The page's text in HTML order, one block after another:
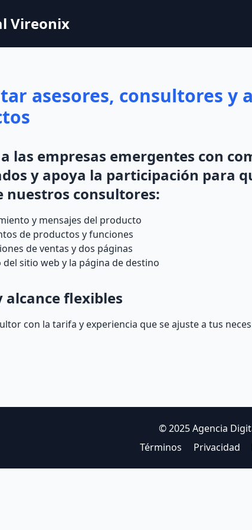
Vireonix
asesores, consultores y
las empresas emergentes con
y apoya la participación para
nuestros consultores:
y mensajes del producto
de productos y funciones
de ventas y dos páginas
del sitio web y la página de destino
alcance flexibles
con la tarifa y experiencia que se ajuste a tus
© 2025 Agencia
Términos
Privacidad